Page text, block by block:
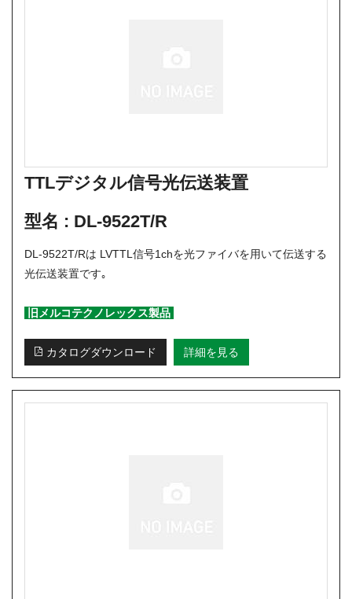
TTLデジタル信号光伝送装置
型名 : DL-9522T/R
DL-9522T/Rは LVTTL信号1chを光ファイバを用いて伝送する
光伝送装置です｡
旧メルコテクノレックス製品
カタログダウンロード 詳細を見る